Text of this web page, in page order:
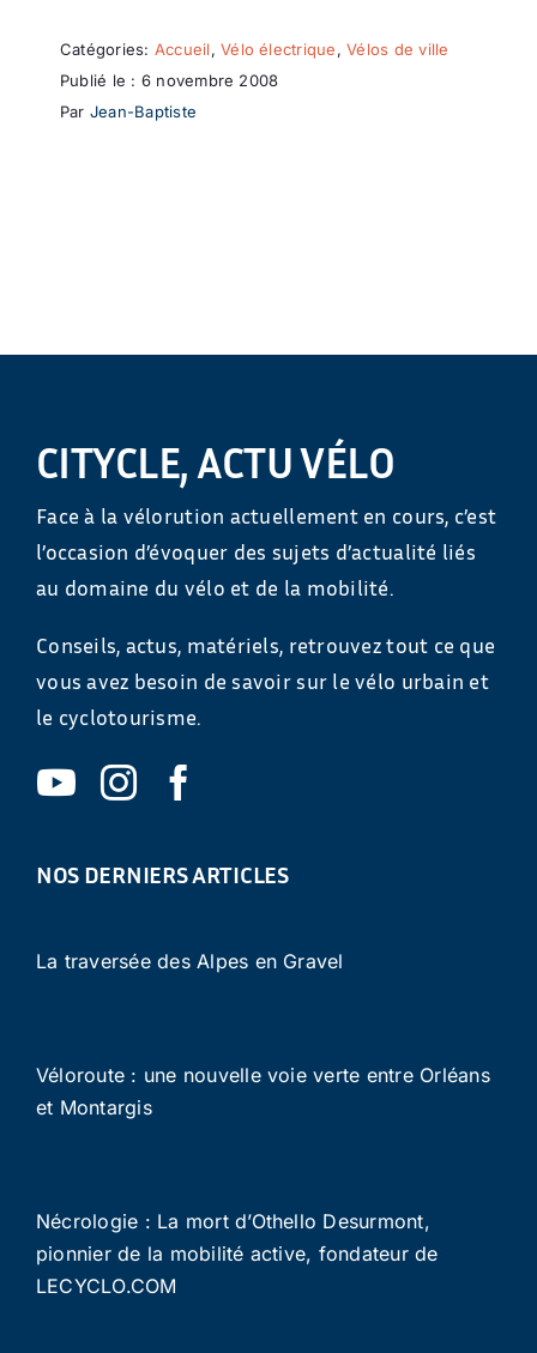
Catégories: Accueil,Vélo électrique,Vélos de ville
Publié le : 6 novembre 2008
Par Jean-Baptiste
CITYCLE, ACTU VÉLO
Face à la vélorution actuellement en cours, c’est
l’occasion d’évoquer des sujets d’actualité liés
au domaine du vélo et de la mobilité.
Conseils, actus, matériels, retrouvez tout ce que
vous avez besoin de savoir sur le vélo urbain et
le cyclotourisme.
NOS DERNIERS ARTICLES
La traversée des Alpes en Gravel
Véloroute : une nouvelle voie verte entre Orléans
et Montargis
Nécrologie : La mort d’Othello Desurmont,
pionnier de la mobilité active, fondateur de
LECYCLO.COM